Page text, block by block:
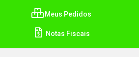
Meus Pedidos
Notas Fiscais